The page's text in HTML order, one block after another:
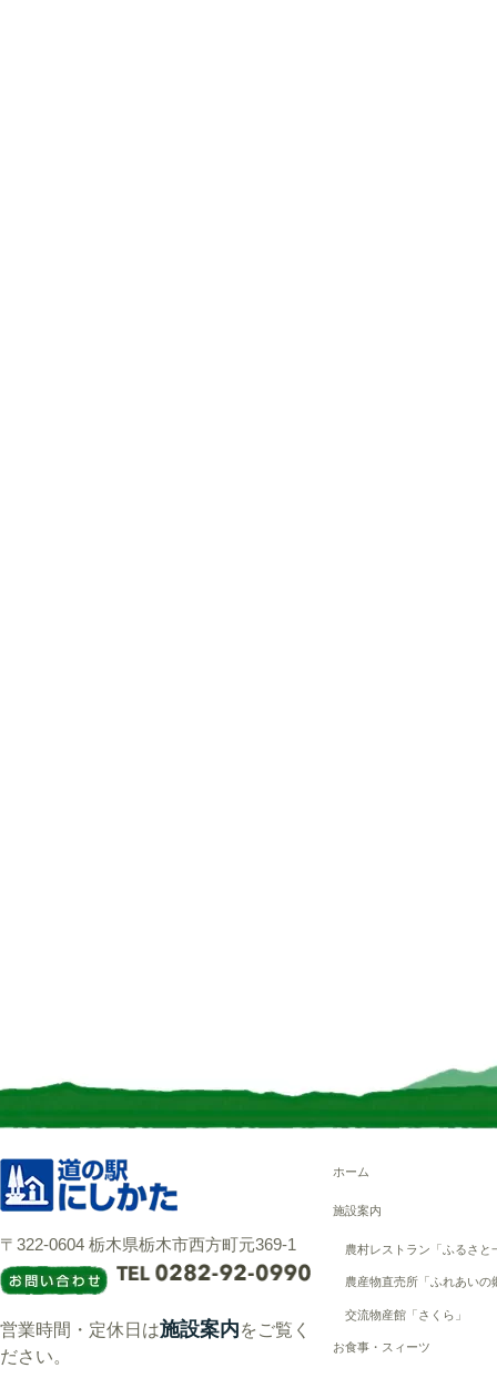
〒322-0604 栃木県栃木市西方町元369-1
営業時間・定休日は施設案内をご覧く
ださい。
ホーム
施設案内
農村レストラン「ふるさと
農産物直売所「ふれあいの
交流物産館「さくら」
お食事・スィーツ